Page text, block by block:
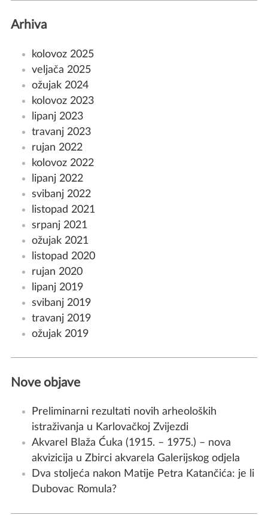
Arhiva
kolovoz 2025
veljača 2025
ožujak 2024
kolovoz 2023
lipanj 2023
travanj 2023
rujan 2022
kolovoz 2022
lipanj 2022
svibanj 2022
listopad 2021
srpanj 2021
ožujak 2021
listopad 2020
rujan 2020
lipanj 2019
svibanj 2019
travanj 2019
ožujak 2019
Nove objave
Preliminarni rezultati novih arheoloških
istraživanja u Karlovačkoj Zvijezdi
Akvarel Blaža Ćuka (1915. – 1975.) – nova
akvizicija u Zbirci akvarela Galerijskog odjela
Dva stoljeća nakon Matije Petra Katančića: je li
Dubovac Romula?